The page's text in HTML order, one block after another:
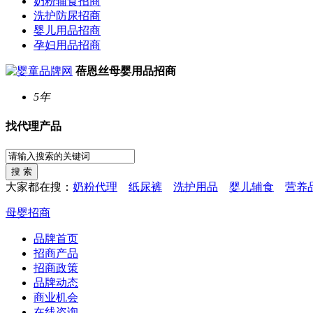
洗护防尿招商
婴儿用品招商
孕妇用品招商
蓓恩丝母婴用品招商
5年
找代理产品
大家都在搜： 奶粉代理 纸尿裤 洗护用品 婴儿辅食 营养
母婴招商
品牌首页
招商产品
招商政策
品牌动态
商业机会